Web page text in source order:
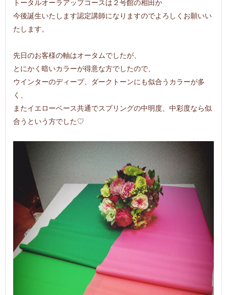
トータルオーラアップコースは２号館の相田か
今後誕生いたします認定講師になりますのでよろしくお願いい
たします。
先日のお客様の軸はオータムでしたが、
とにかく暗いカラーが得意な方でしたので、
ウインターのディープ、ダークトーンにも似合うカラーが多
く、
またイエローベース共通でスプリングの中明度、中彩度なら似
合うという方でした♡